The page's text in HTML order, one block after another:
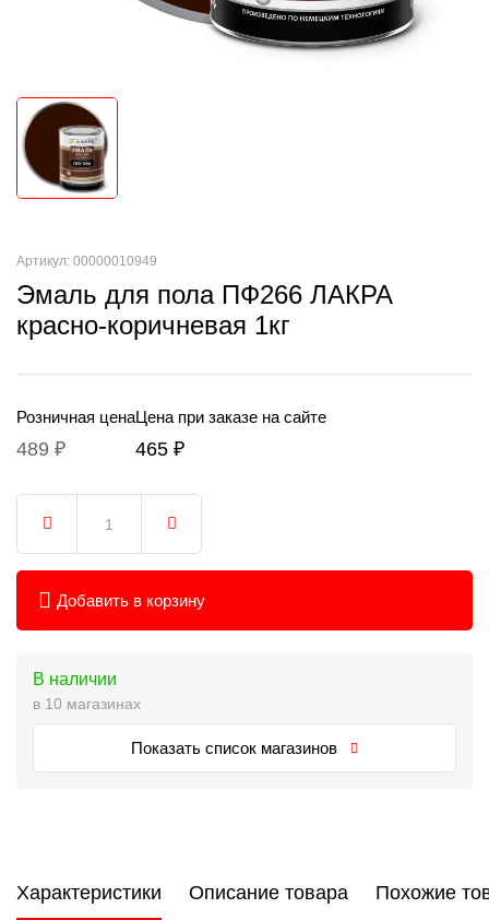
Артикул: 00000010949
Эмаль для пола ПФ266 ЛАКРА
красно-коричневая 1кг
Розничная цена
489 ₽
Цена при заказе на сайте
465 ₽
Добавить в корзину
В наличии
в 10 магазинах
Показать список магазинов
Характеристики Описание товара Похожие